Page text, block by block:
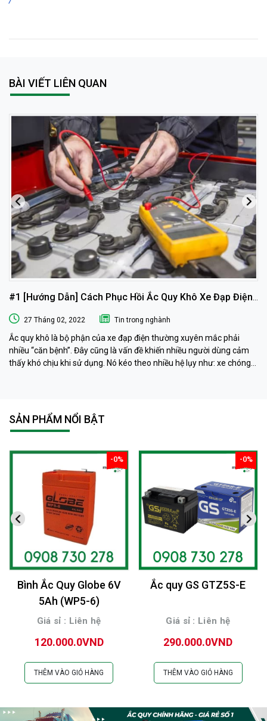
BÀI VIẾT LIÊN QUAN
#1 [Hướng Dẫn] Cách Phục Hồi Ắc Quy Khô Xe Đạp Điện
Tại Nhà
27 Tháng 02, 2022 Tin trong nghành
Ắc quy khô là bộ phận của xe đạp điện thường xuyên mắc phải
nhiều “căn bệnh”. Đây cũng là vấn đề khiến nhiều người dùng cảm
thấy khó chịu khi sử dụng. Nó kéo theo nhiều hệ lụy như: xe chóng
cách đơn giản và hiệu quả như ở tiệm dưỡng nhé!
SẢN PHẨM NỔI BẬT
-0%
giảm
Bình Ắc Quy Globe 6V
5Ah (WP5-6)
Giá sỉ : Liên hệ
120.000.0VND
THÊM VÀO GIỎ HÀNG
-0%
giảm
Ắc quy GS GTZ5S-E
Giá sỉ : Liên hệ
290.000.0VND
THÊM VÀO GIỎ HÀNG